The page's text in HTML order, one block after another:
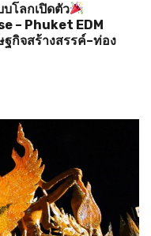
โลกเปิดตัว
– Phuket EDM
กิจสร้างสรรค์–ท่อง